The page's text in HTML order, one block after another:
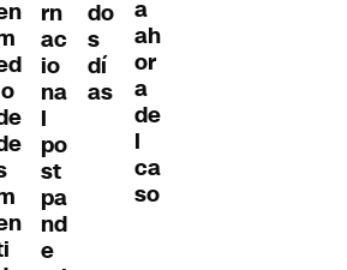
rn
ac
io
na
l
po
st
pa
nd
e
do
s
dí
as
a
ah
or
a
de
l
ca
so